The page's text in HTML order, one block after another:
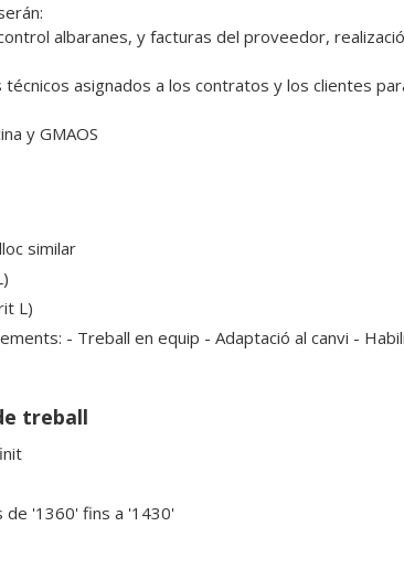
albaranes, y facturas del proveedor,
asignados a los contratos y los clientes
similar
L)
- Treball en equip - Adaptació al canvi -
treball
de '1360' fins a '1430'